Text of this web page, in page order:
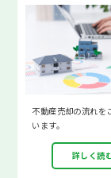
不動産売却の流れを
います。
詳しく読